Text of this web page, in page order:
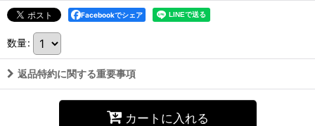
Facebookでシェア
数量:
返品特約に関する重要事項
カートに入れる